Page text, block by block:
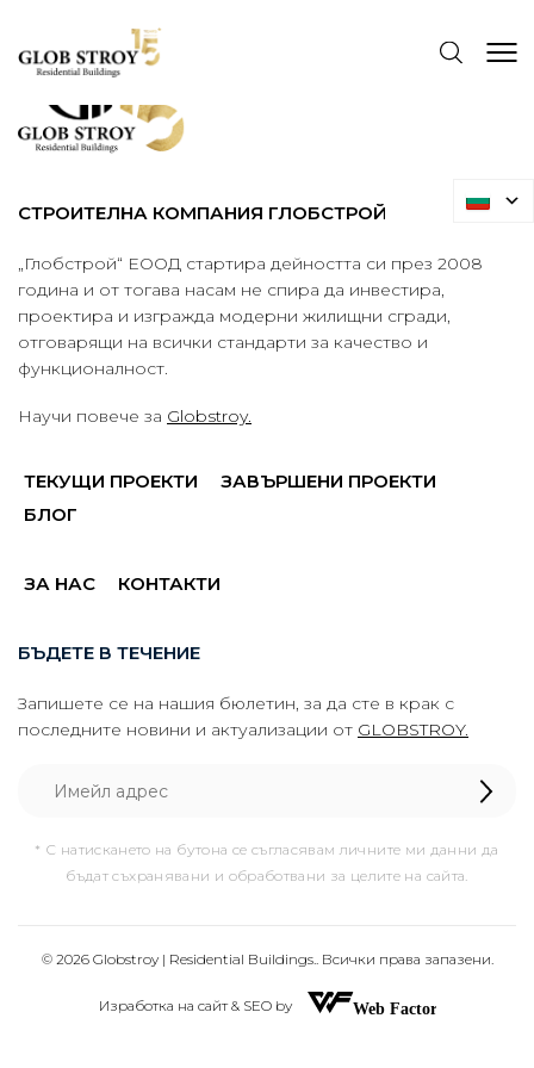
СТРОИТЕЛНА КОМПАНИЯ ГЛОБСТРОЙ
„Глобстрой“ ЕООД стартира дейността си през 2008
година и от тогава насам не спира да инвестира,
проектира и изгражда модерни жилищни сгради,
отговарящи на всички стандарти за качество и
функционалност.
Научи повече за Globstroy.
ТЕКУЩИ ПРОЕКТИ
ЗАВЪРШЕНИ ПРОЕКТИ
БЛОГ
ЗА НАС КОНТАКТИ
БЪДЕТЕ В ТЕЧЕНИЕ
Запишете се на нашия бюлетин, за да сте в крак с
последните новини и актуализации от GLOBSTROY.
* С натискането на бутона се съгласявам личните ми данни да
бъдат съхранявани и обработвани за целите на сайта.
© 2026 Globstroy | Residential Buildings.. Всички права запазени.
Изработка на сайт & SEO by